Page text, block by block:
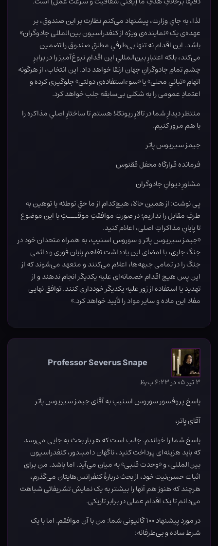
لذا، به جایِ وزارت، پیشنهاد می‌کنم نظارت بر این صندوق، بر
عهده‌ی یک «نماینده‌ی ویژه از کنفدراسیون بین‌المللی جادوگران»
باشد. این اقدام نه تنها بی‌طرفیِ مطلقِ صندوق را تضمین
می‌کند، بلکه اعتبارِ بین‌المللیِ این اقدامِ نبوغ‌آمیز را در برابرِ
چشمِ تمامِ جادوگرانِ جهان ارتقا خواهد داد. این انتخاب، از هرگونه
اتهامِ «تبانیِ محلی» یا «سوءاستفاده‌ی دولتی» جلوگیری کرده و
اعتمادِ عمومی را به شکلی بی‌سابقه جلب خواهد کرد.
منتظر دیدارِ شما در تالارِ ریونکلا هستم تا ساختارِ اصلیِ مذاکره را
با هم مرور کنیم.
جیمز سیریوس پاتر
فرمانده قرارگاه محفل ققنوس
مشاورِ دیوانِ جادوگران
پی نوشت: از همین حالا، هیچ‌کدام از ما حقِ توطئه یا توهین به
طرفِ مقابل را نداریم؛ در صورتِ موافقتِ موقـــتِ با این موضوع
تا پایانِ مذاکراتِ اصلی، اعلام کنید.
«جیمز سیریوس پاتر و سوروس اسنیپ، به همراه متحدان خود در
جنگ جاری، با امضای این یادداشت تفاهم پایان فوری و دائمی
جنگ را در تمامی جبهه‌ها، اعلام می‌کنند و متعهد می‌شوند که از
این پس هیچ اقدام خصمانه‌ای علیه یکدیگر انجام ندهند و از
تهدید یا استفاده از زور علیه یکدیگر خودداری کنند. توافق نهایی
مفاد این ماده و سایر مواد را تأیید خواهد کرد.»
Professor Severus Snape
۳ تیر ۰۵ در ۶:۲۳ ب٫ظ
پاسخ پروفسور سوروس اسنیپ به آقای جیمز سیریوس پاتر
آقای پاتر،
پاسخ شما را خواندم. جالب است که هر بار بحث به جایی می‌رسد
که باید هزینه‌ای پرداخت کنید، ناگهان دامبلدور، کنفدراسیون
بین‌المللی، و «وحدت قلبی» به میان می‌آید. اما باشد. من برای
اثبات حسن‌نیت خود، از بحث دربارهٔ کنفرانس‌هایتان می‌گذرم،
هرچند که هنوز هم آنها را بیشتر به یک نمایش تشریفاتی شباهت
می‌دانم تا یک اقدام عملی در برابر تاریکی.
در مورد پیشنهاد ۱۰۰ گالیونی شما: من با آن موافقم. اما با یک
شرط ساده و بی‌طرفانه: